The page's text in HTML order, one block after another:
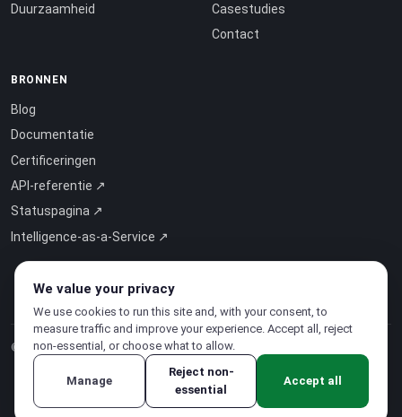
Duurzaamheid
Casestudies
Contact
BRONNEN
Blog
Documentatie
Certificeringen
API-referentie ↗
Statuspagina ↗
Intelligence-as-a-Service ↗
© 2026 CloudSigma Holding AG.Alle rechten voorbehouden
Privacybeleid·Servicevoorwaarden
We value your privacy
We use cookies to run this site and, with your consent, to
measure traffic and improve your experience. Accept all, reject
non-essential, or choose what to allow.
Manage
Reject non-
essential
Accept all